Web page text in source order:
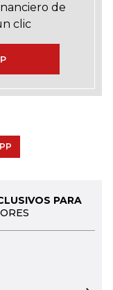
de
clic
PARA